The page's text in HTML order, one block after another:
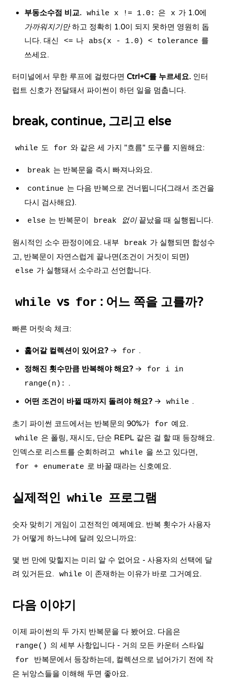
부동소수점 비교. while x != 1.0: 은 x 가 1.0에
가까워지기만하고 정확히 1.0이 되지 못하면 영원히 돕
니다. 대신
<= 나 abs(x - 1.0) < tolerance 를
쓰세요.
터미널에서 무한 루프에 걸렸다면 Ctrl+C를 누르세요. 인터
럽트 신호가 전달돼서 파이썬이 하던 일을 멈춥니다.
break, continue, 그리고 else
while 도 for 와 같은 세 가지 "흐름" 도구를 지원해요:
break 는 반복문을 즉시 빠져나와요.
continue 는 다음 반복으로 건너뜁니다(그래서 조건을
다시 검사해요).
else 는 반복문이 break 없이끝났을 때 실행됩니다.
원시적인 소수 판정이에요. 내부 break 가 실행되면 합성수
고, 반복문이 자연스럽게 끝나면(조건이 거짓이 되면)
else 가 실행돼서 소수라고 선언합니다.
while vs for : 어느 쪽을 고를까?
빠른 머릿속 체크:
훑어갈 컬렉션이 있어요?→ for .
정해진 횟수만큼 반복해야 해요?→
for i in
range(n): .
어떤 조건이 바뀔 때까지 돌려야 해요?→ while .
초기 파이썬 코드에서는 반복문의 90%가 for 예요.
while 은 폴링, 재시도, 단순 REPL 같은 걸 할 때 등장해요.
인덱스로 리스트를 순회하려고
while 을 쓰고 있다면,
for + enumerate 로 바꿀 때라는 신호예요.
실제적인 while 프로그램
숫자 맞히기 게임이 고전적인 예제예요. 반복 횟수가 사용자
가 어떻게 하느냐에 달려 있으니까요:
몇 번 만에 맞힐지는 미리 알 수 없어요 - 사용자의 선택에 달
려 있거든요.
while 이 존재하는 이유가 바로 그거예요.
다음 이야기
이제 파이썬의 두 가지 반복문을 다 봤어요. 다음은
range() 의 세부 사항입니다 - 거의 모든 카운터 스타일
for
반복문에서 등장하는데, 컬렉션으로 넘어가기 전에 작
은 뉘앙스들을 이해해 두면 좋아요.